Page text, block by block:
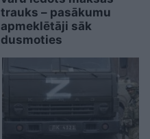
trauks – pasākumu
apmeklētāji sāk
dusmoties